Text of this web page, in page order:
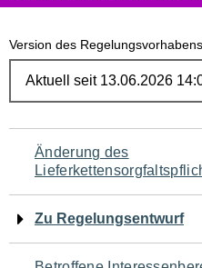
Version des Regelungsvorhabens
Navigation
für
den
Seiteninhalt
Änderung des
Zu Regelungsentwurf